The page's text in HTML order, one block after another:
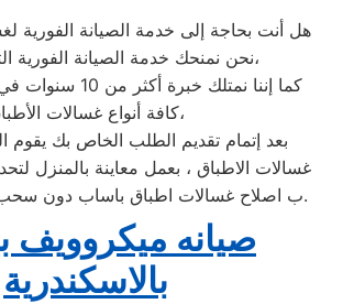
هل أنت بحاجة إلى خدمة الصيانة الفورية
نحن نمنحك خدمة الصيانة الفورية التي ترغب بها،
كما إننا نمتلك
كافة أنواع غسالات الأطباق،
بعد إتمام تقديم الطلب الخاص بك يقوم
غسالات الاطباق ، بعمل معاينة بالمنزل
ب اصلاح غسالات اطباق باساب دون سحب الجهاز إلى الوكلاء.
صيانه ميكروويف
بالاسكندرية